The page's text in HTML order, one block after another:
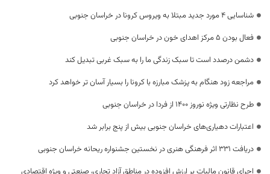
شناسایی 4 مورد جدید مبتلا به ویروس کرونا در خراسان جنوبی
فعال بودن 5 مرکز اهدای خون در خراسان جنوبی
دشمن درصدد است تا سبک زندگی ما را به سبک غربی تبدیل کند
مراجعه زود هنگام به پزشک مبارزه با کرونا را بسیار آسان تر خواهد کرد
طرح نظارتی ویژه نوروز ۱۴۰۰ از فردا در خراسان جنوبی
اعتبارات دهیاری‌های خراسان جنوبی بیش از پنج برابر شد
دریافت ۳۳۱ اثر فرهنگی هنری در نخستین جشنواره ریحانه خراسان جنوبی
اجرای قانون مالیات بر ارزش افزوده در مناطق آزاد تجاری، صنعتی و ویژه اقتصادی